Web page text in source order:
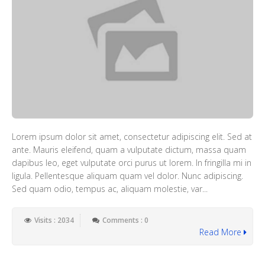
Lorem ipsum dolor sit amet, consectetur adipiscing elit. Sed at
ante. Mauris eleifend, quam a vulputate dictum, massa quam
dapibus leo, eget vulputate orci purus ut lorem. In fringilla mi in
ligula. Pellentesque aliquam quam vel dolor. Nunc adipiscing.
Sed quam odio, tempus ac, aliquam molestie, var...
Visits : 2034 Comments : 0
Read More